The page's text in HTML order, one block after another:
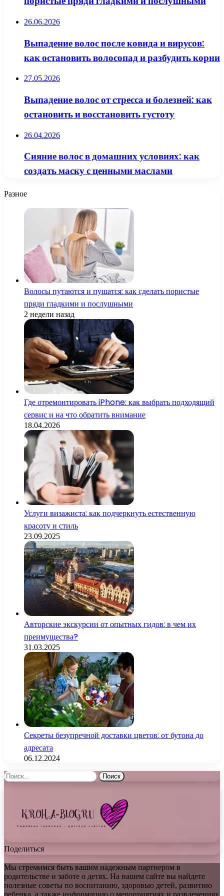
26.06.2026
Выпадение волос после ковида и вирусов:
как остановить волосопад и разбудить корни
27.05.2026
Выпадение волос от стресса и болезней: как
остановить и восстановить густоту
26.04.2026
Сияние волос в домашних условиях: как
создать маску с ценными маслами
Разное
Волосы путаются и пушатся: как сделать пористые
пряди гладкими и послушными
2 недели назад
Где отремонтировать iPhone: как выбрать подходящий
сервис и на что обратить внимание
18.04.2026
Услуги визажиста: как подчеркнуть естественную
красоту и стиль
23.09.2025
Авторские экскурсии от опытных гидов: в чем их
преимущества?
31.03.2025
Секреты безупречной доставки цветов: от бутона до
адресата
06.12.2024
Найти:
Поделиться
Мы стремимся быть вашим надежным партнером в
родительстве и заботе о детях. На нашем сайте вы найдете
полезные советы по воспитанию, здоровью детей, развитию
ребенка, а также информацию о мероприятиях и развлечениях